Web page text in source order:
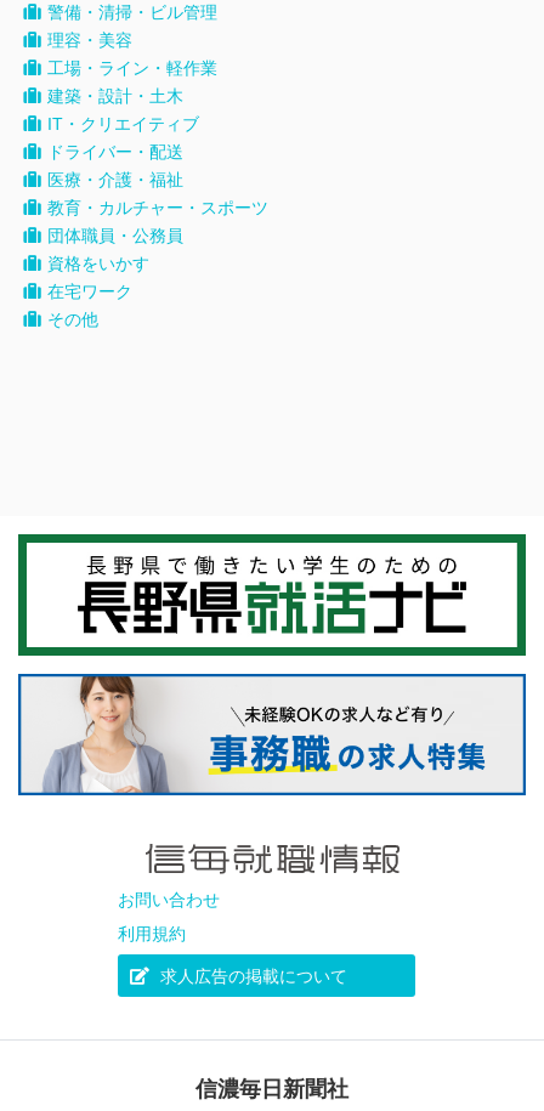
警備・清掃・ビル管理
理容・美容
工場・ライン・軽作業
建築・設計・土木
IT・クリエイティブ
ドライバー・配送
医療・介護・福祉
教育・カルチャー・スポーツ
団体職員・公務員
資格をいかす
在宅ワーク
その他
お問い合わせ
利用規約
求人広告の掲載について
信濃毎日新聞社